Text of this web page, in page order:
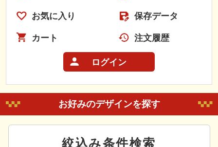
お気に入り 保存データ
カート 注文履歴
ログイン
お好みのデザインを探す
絞込み条件検索